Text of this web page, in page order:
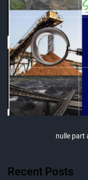
nulle part
Recent Posts